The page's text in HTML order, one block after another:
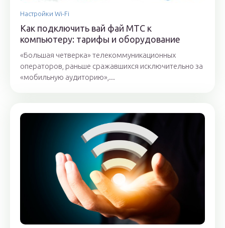
Настройки Wi-Fi
Как подключить вай фай МТС к
компьютеру: тарифы и оборудование
«Большая четверка» телекоммуникационных
операторов, раньше сражавшихся исключительно за
«мобильную аудиторию»,...